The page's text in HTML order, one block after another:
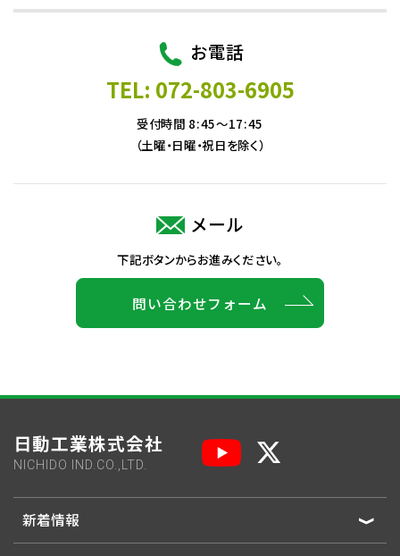
お電話
TEL: 072-803-6905
受付時間 8:45～17:45
（土曜・日曜・祝日を除く）
メール
下記ボタンからお進みください。
問い合わせフォーム
日動工業株式会社
NICHIDO IND.CO.,LTD.
新着情報